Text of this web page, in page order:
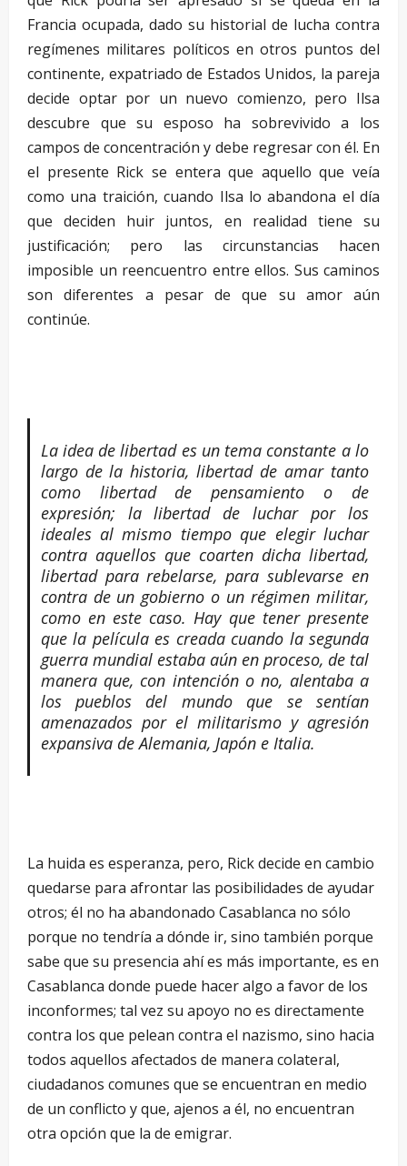
Francia ocupada, dado su historial de lucha contra
regímenes militares políticos en otros puntos del
continente, expatriado de Estados Unidos, la pareja
decide optar por un nuevo comienzo, pero Ilsa
descubre que su esposo ha sobrevivido a los
campos de concentración y debe regresar con él. En
el presente Rick se entera que aquello que veía
como una traición, cuando Ilsa lo abandona el día
que deciden huir juntos, en realidad tiene su
justificación; pero las circunstancias hacen
imposible un reencuentro entre ellos. Sus caminos
son diferentes a pesar de que su amor aún
continúe.
La idea de libertad es un tema constante a lo
largo de la historia, libertad de amar tanto
como libertad de pensamiento o de
expresión; la libertad de luchar por los
ideales al mismo tiempo que elegir luchar
contra aquellos que coarten dicha libertad,
libertad para rebelarse, para sublevarse en
contra de un gobierno o un régimen militar,
como en este caso. Hay que tener presente
que la película es creada cuando la segunda
guerra mundial estaba aún en proceso, de tal
manera que, con intención o no, alentaba a
los pueblos del mundo que se sentían
amenazados por el militarismo y agresión
expansiva de Alemania, Japón e Italia.
La huida es esperanza, pero, Rick decide en cambio
quedarse para afrontar las posibilidades de ayudar
otros; él no ha abandonado Casablanca no sólo
porque no tendría a dónde ir, sino también porque
sabe que su presencia ahí es más importante, es en
Casablanca donde puede hacer algo a favor de los
inconformes; tal vez su apoyo no es directamente
contra los que pelean contra el nazismo, sino hacia
todos aquellos afectados de manera colateral,
ciudadanos comunes que se encuentran en medio
de un conflicto y que, ajenos a él, no encuentran
otra opción que la de emigrar.